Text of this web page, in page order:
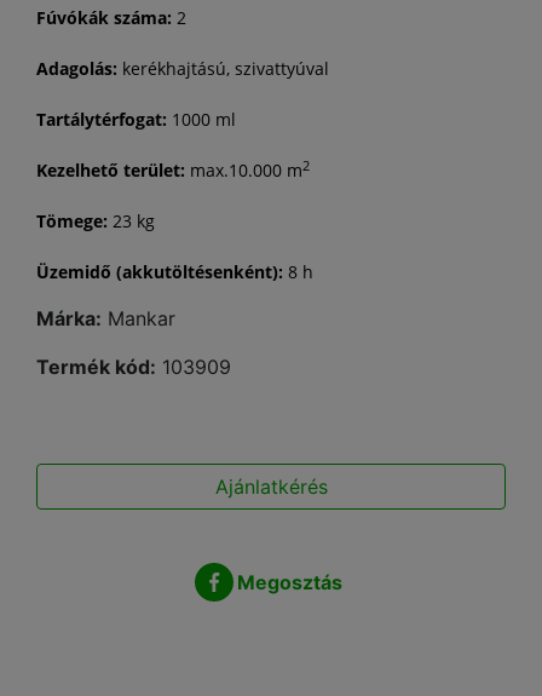
Fúvókák száma: 2
Adagolás: kerékhajtású, szivattyúval
Tartálytérfogat: 1000 ml
Kezelhető terület: max.10.000 m2
Tömege: 23 kg
Üzemidő (akkutöltésenként): 8 h
Márka: Mankar
Termék kód: 103909
Ajánlatkérés
Megosztás